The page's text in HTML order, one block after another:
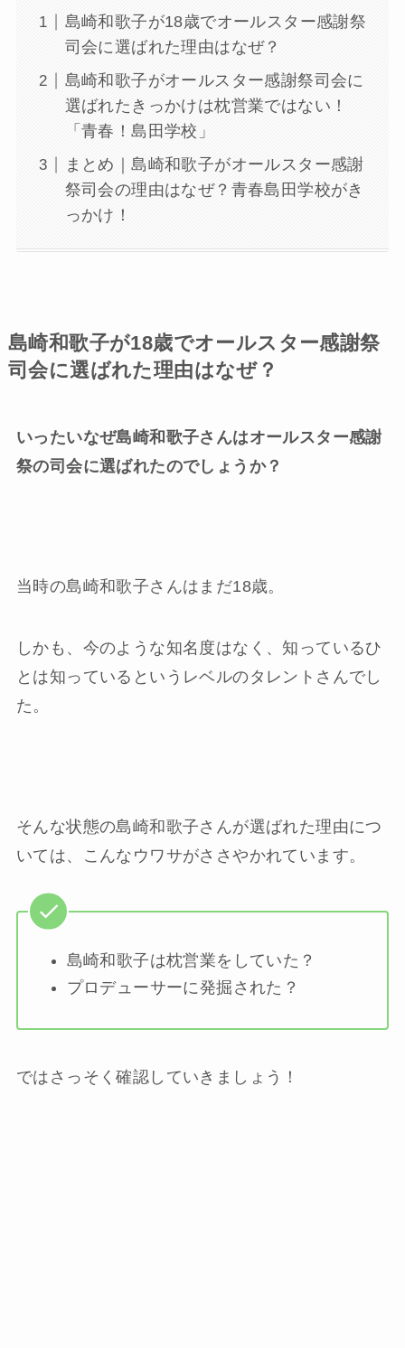
島崎和歌子が18歳でオールスター感謝祭
司会に選ばれた理由はなぜ？
島崎和歌子がオールスター感謝祭司会に
選ばれたきっかけは枕営業ではない！
「青春！島田学校」
まとめ｜島崎和歌子がオールスター感謝
祭司会の理由はなぜ？青春島田学校がき
っかけ！
島崎和歌子が18歳でオールスター感謝祭
司会に選ばれた理由はなぜ？
いったいなぜ島崎和歌子さんはオールスター感謝
祭の司会に選ばれたのでしょうか？
当時の島崎和歌子さんはまだ18歳。
しかも、今のような知名度はなく、知っているひ
とは知っているというレベルのタレントさんでし
た。
そんな状態の島崎和歌子さんが選ばれた理由につ
いては、こんなウワサがささやかれています。
島崎和歌子は枕営業をしていた？
プロデューサーに発掘された？
ではさっそく確認していきましょう！